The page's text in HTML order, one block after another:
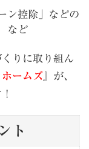
ン控除」などの
など
りに取り組ん
ホームズ 』が、
ト